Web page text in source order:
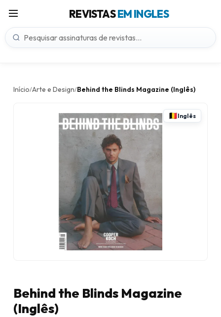
REVISTASEM INGLES
Início/Arte e Design/Behind the Blinds Magazine (Inglês)
Inglês
Behind the Blinds Magazine
(Inglês)